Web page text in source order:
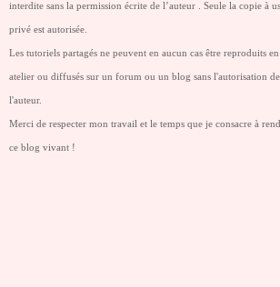
interdite sans la permission écrite de l’auteur . Seule la copie à
privé est autorisée.
Les tutoriels partagés ne peuvent en aucun cas être reproduits en
atelier ou diffusés sur un forum ou un blog sans l'autorisation de
l'auteur.
Merci de respecter mon travail et le temps que je consacre à
ce blog vivant !